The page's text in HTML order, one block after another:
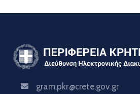
gram.pkr@crete.gov.gr